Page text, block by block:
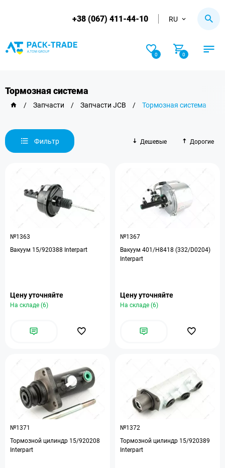
+38 (067) 411-44-10 RU
0 0
Тормозная система
/ Запчасти / Запчасти JCB / Тормозная система
Фильтр Дешевые Дорогие
№1363
Вакуум 15/920388 Interpart
Цену уточняйте
На складе (6)
№1367
Вакуум 401/H8418 (332/D0204)
Interpart
Цену уточняйте
На складе (6)
№1371
Тормозной цилиндр 15/920208
Interpart
№1372
Тормозной цилиндр 15/920389
Interpart